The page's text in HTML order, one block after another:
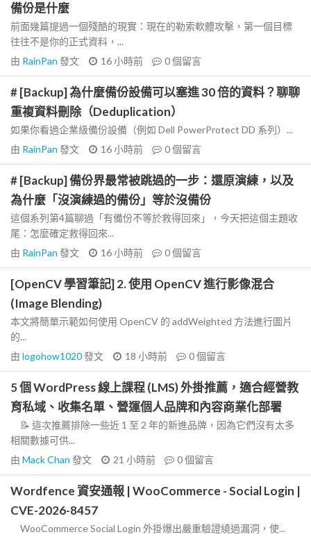
備份是什麼
前面幾篇提過一個殘酷的現實：現在的勒索軟體攻擊，第一個目標
往往不是你的正式資料，...
由 RainPan 發文 16 小時前 0個留言
# [Backup] 為什麼備份設備可以塞進 30 倍的資料？聊聊
重複資料刪除（Deduplication）
如果你看過企業級備份設備（例如 Dell PowerProtect DD 系列）...
由 RainPan 發文 16 小時前 0個留言
# [Backup] 備份界最常被跳過的一步：還原演練，以及
為什麼「沒演練過的備份」等於沒備份
這個系列第4篇聊過「有備份不等於救得回來」，今天把這個主題收
尾：怎麼確定救得回來...
由 RainPan 發文 16 小時前 0個留言
[OpenCV 學習筆記] 2. 使用 OpenCV 進行影像混合
(Image Blending)
本文將簡單示範如何使用 OpenCV 的 addWeighted 方法進行圖片
的...
由 logohow1020發文 18 小時前 0個留言
5 個 WordPress 線上課程 (LMS) 外掛推薦，適合經營教
育私域、收集名單、營運個人品牌和內容商業化部署
📝 這次推薦排除一些近 1 至 2 年的新進品牌，因為它們沒有太多
相關數據可供...
由 Mack Chan 發文 21 小時前 0個留言
Wordfence 資安通報 | WooCommerce - Social Login |
CVE-2026-8457
WooCommerce Social Login 外掛爆出嚴重驗證繞過漏洞，使...